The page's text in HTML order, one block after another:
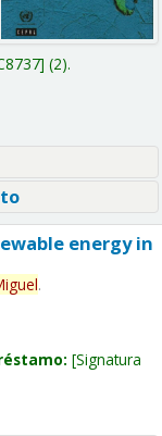
(2).
energy in
.
Signatura